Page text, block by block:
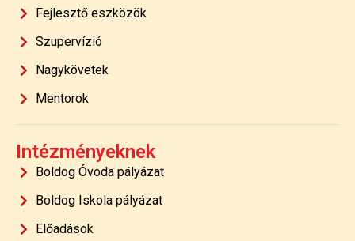
Fejlesztő eszközök
Szupervízió
Nagykövetek
Mentorok
Intézményeknek
Boldog Óvoda pályázat
Boldog Iskola pályázat
Előadások